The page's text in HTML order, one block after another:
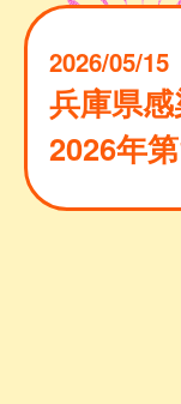
2026/05/15
兵庫県
2026年